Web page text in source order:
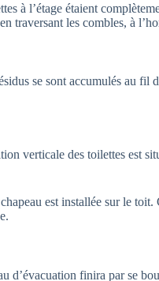
à l’étage étaient
traversant les combles, à
se sont accumulés au fil
verticale des toilettes est
est installée sur le
d’évacuation finira par se